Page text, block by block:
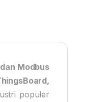
Modbus
populer